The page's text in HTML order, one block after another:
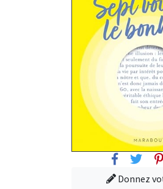
Facebook
Donnez